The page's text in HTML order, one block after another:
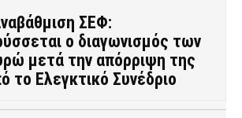
ΣΕΦ:
ο διαγωνισμός των
μετά την απόρριψη της
το Ελεγκτικό Συνέδριο